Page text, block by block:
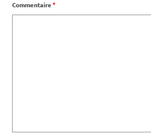
Commentaire*